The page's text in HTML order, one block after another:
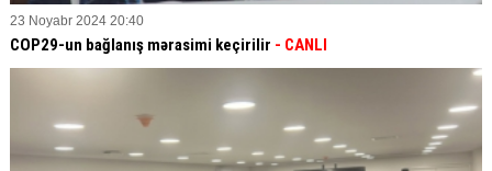
23 Noyabr 2024 20:40
COP29-un bağlanış mərasimi keçirilir - CANLI